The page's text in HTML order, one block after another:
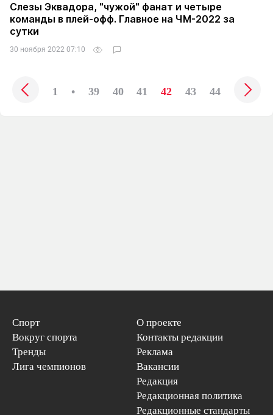
Слезы Эквадора, "чужой" фанат и четыре
команды в плей-офф. Главное на ЧМ-2022 за
сутки
30 ноября 2022 07:10
1 • 39 40 41 42 43 44
Спорт
Вокруг спорта
Тренды
Лига чемпионов
О проекте
Контакты редакции
Реклама
Вакансии
Редакция
Редакционная политика
Редакционные стандарты